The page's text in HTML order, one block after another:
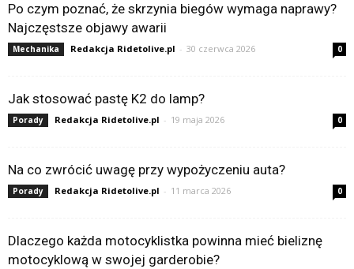
Po czym poznać, że skrzynia biegów wymaga naprawy?
Najczęstsze objawy awarii
Mechanika Redakcja Ridetolive.pl - 30 czerwca 2026 0
Jak stosować pastę K2 do lamp?
Porady Redakcja Ridetolive.pl - 19 maja 2026 0
Na co zwrócić uwagę przy wypożyczeniu auta?
Porady Redakcja Ridetolive.pl - 11 marca 2026 0
Dlaczego każda motocyklistka powinna mieć bieliznę
motocyklową w swojej garderobie?